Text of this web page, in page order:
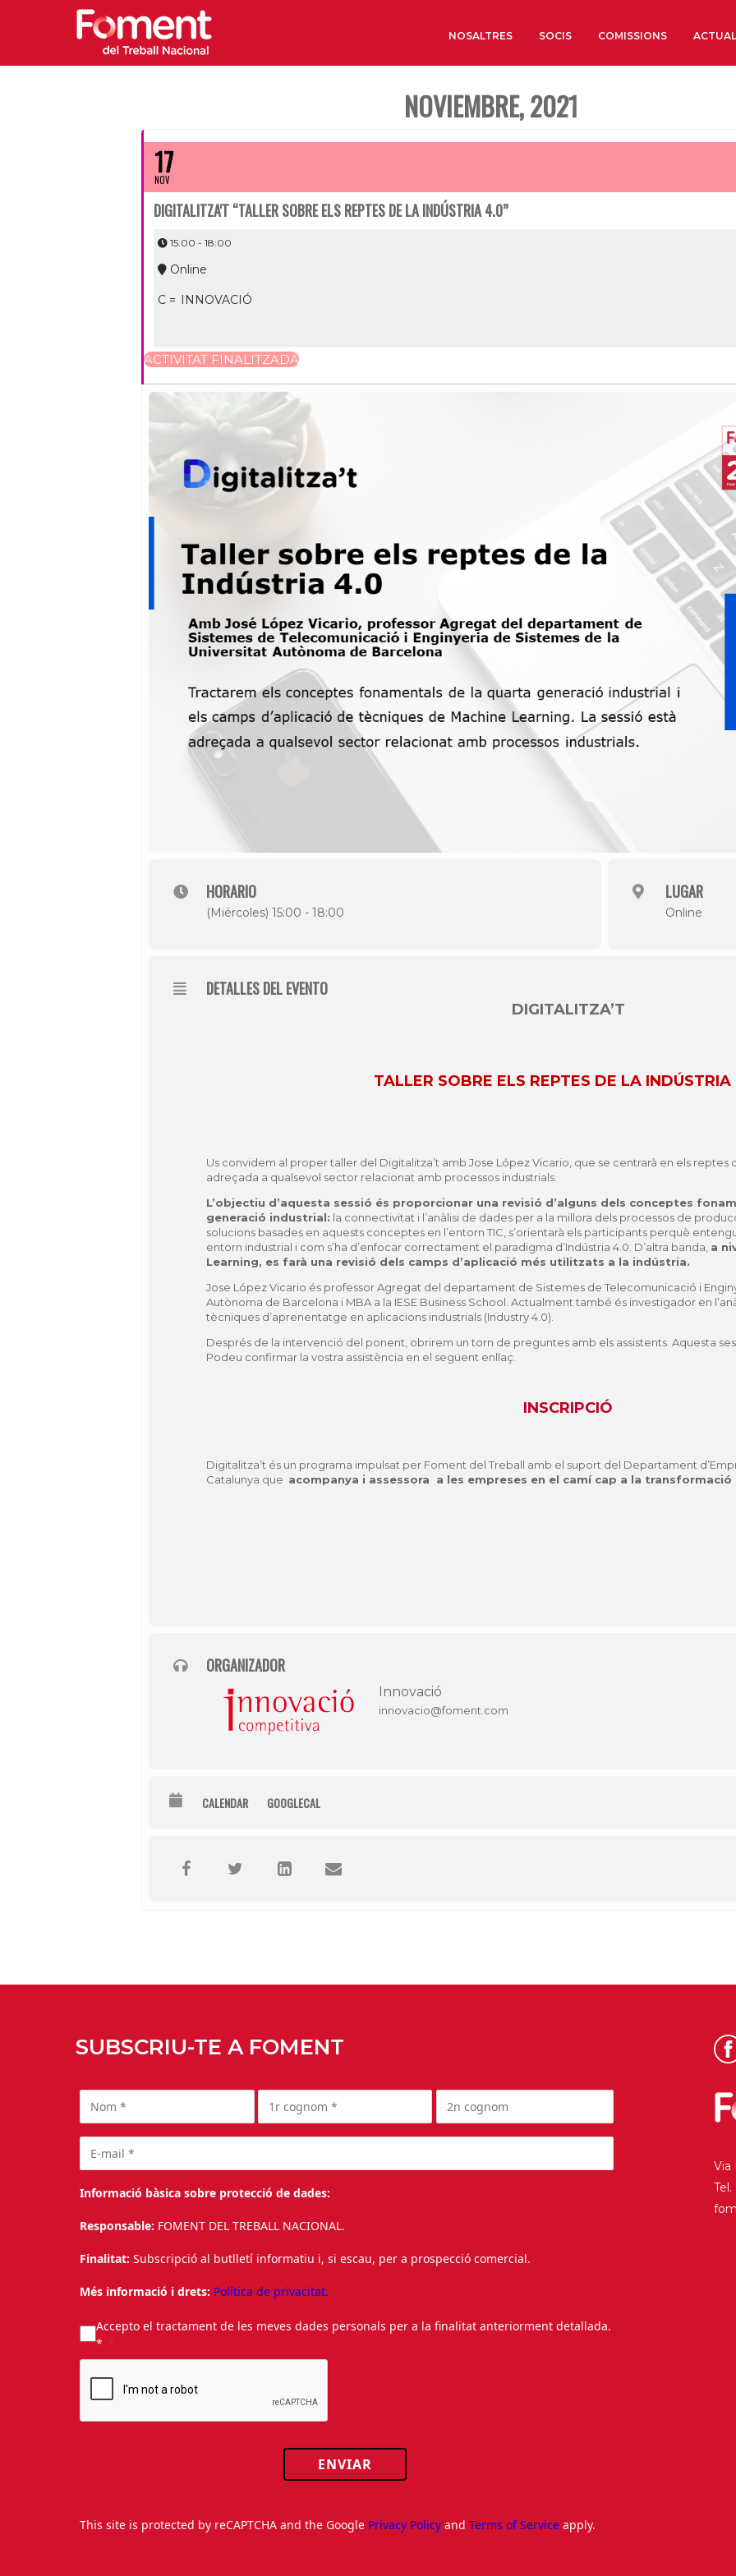
NOSALTRES SOCIS COMISSIONS
NOVIEMBRE, 2021
17
NOV
DIGITALITZA'T “TALLER SOBRE ELS REPTES DE LA INDÚSTRIA 4.0”
15:00 - 18:00
Online
C = INNOVACIÓ
ACTIVITAT FINALITZADA
HORARIO
(Miércoles) 15:00 - 18:00
LUGAR
Online
DETALLES DEL EVENTO
DIGITALITZA’T
TALLER SOBRE ELS REPTES DE LA
Us convidem al proper taller del Digitalitza’t amb Jose López Vicario, que se centrarà en els reptes
adreçada a qualsevol sector relacionat amb processos industrials.
L’objectiu d’aquesta sessió és proporcionar una revisió d’alguns dels conceptes
generació industrial: la connectivitat i l’anàlisi de dades per a la millora dels processos de
solucions basades en aquests conceptes en l’entorn TIC, s’orientarà els participants perquè
entorn industrial i com s’ha d’enfocar correctament el paradigma d’Indústria 4.0. D’altra banda, a
Learning, es farà una revisió dels camps d’aplicació més utilitzats a la indústria.
Jose López Vicario és professor Agregat del departament de Sistemes de Telecomunicació i
Autònoma de Barcelona i MBA a la IESE Business School. Actualment també és investigador en
tècniques d’aprenentatge en aplicacions industrials (Industry 4.0).
Després de la intervenció del ponent, obrirem un torn de preguntes amb els assistents. Aquesta
Podeu confirmar la vostra assistència en el següent enllaç.
INSCRIPCIÓ
Digitalitza’t és un programa impulsat per Foment del Treball amb el suport del Departament
Catalunya que acompanya i assessora a les empreses en el camí cap a la
ORGANIZADOR
Innovació
innovacio@foment.com
CALENDAR GOOGLECAL
SUBSCRIU-TE A FOMENT
Informació bàsica sobre protecció de dades:
Responsable: FOMENT DEL TREBALL NACIONAL.
Finalitat: Subscripció al butlletí informatiu i, si escau, per a prospecció comercial.
Més informació i drets: Política de privacitat.
Accepto el tractament de les meves dades personals per a la finalitat anteriorment detallada.
*
ENVIAR
This site is protected by reCAPTCHA and the Google Privacy Policy andTerms of Service apply.
Via